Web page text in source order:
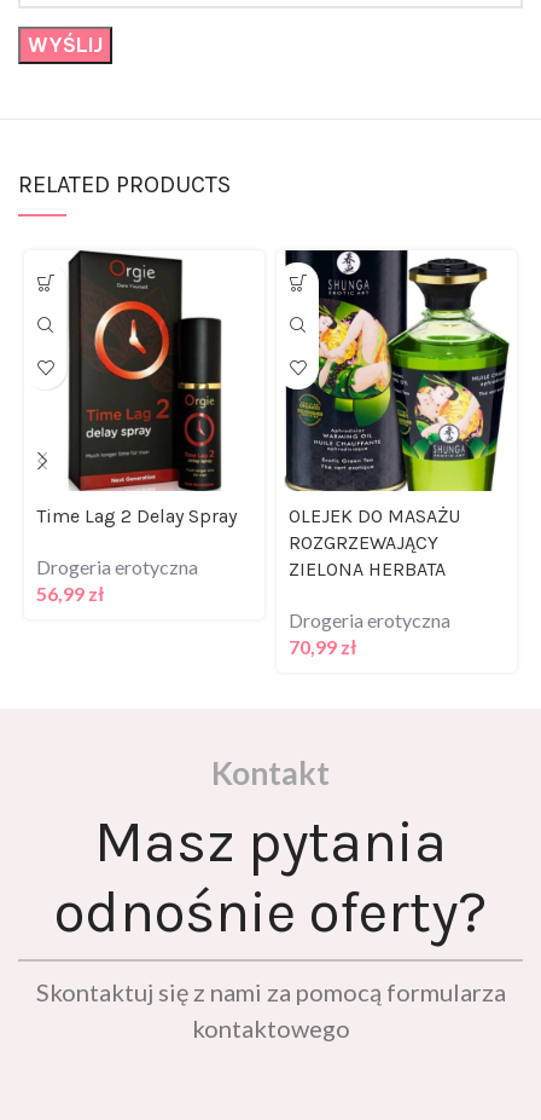
RELATED PRODUCTS
Time Lag 2 Delay Spray
Drogeria erotyczna
56,99
zł
OLEJEK DO MASAŻU
ROZGRZEWAJĄCY
ZIELONA HERBATA
Drogeria erotyczna
70,99
zł
Kontakt
Masz pytania
odnośnie oferty?
Skontaktuj się z nami za pomocą formularza
kontaktowego